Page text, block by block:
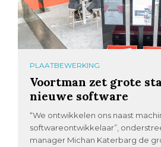
PLAATBEWERKING
Voortman zet grote
nieuwe software
“We ontwikkelen ons naast
softwareontwikkelaar”,
manager Michan Katerbarg de